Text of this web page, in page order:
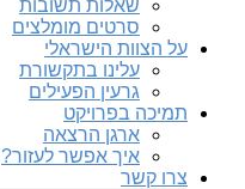
שאלות תשובות
סרטים מומלצים
על הצוות הישראלי
עלינו בתקשורת
גרעין הפעילים
תמיכה בפרויקט
ארגן הרצאה
איך אפשר לעזור?
צרו קשר